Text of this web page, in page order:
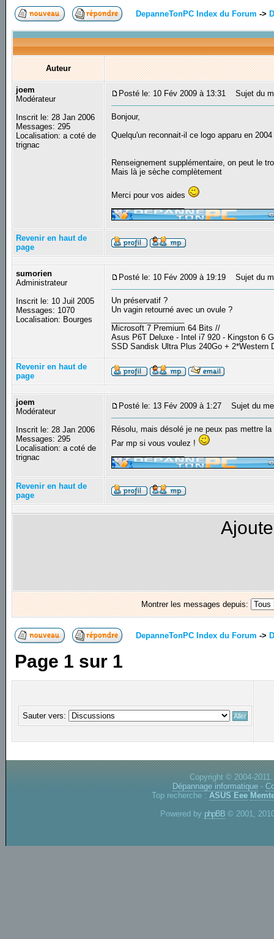
DepanneTonPC Index du Forum ->
Auteur
joem
Modérateur
Inscrit le: 28 Jan 2006
Messages: 295
Localisation: a coté de
trignac
Posté le: 10 Fév 2009 à 13:31 Sujet du
Bonjour,
Quelqu'un reconnait-il ce logo apparu en 2004
Renseignement supplémentaire, on peut le
Mais là je sèche complètement
Merci pour vos aides
Revenir en haut de
page
sumorien
Administrateur
Inscrit le: 10 Juil 2005
Messages: 1070
Localisation: Bourges
Posté le: 10 Fév 2009 à 19:19 Sujet du
Un préservatif ?
Un vagin retourné avec un ovule ?
Microsoft 7 Premium 64 Bits //
Asus P6T Deluxe - Intel i7 920 - Kingston 6
SSD Sandisk Ultra Plus 240Go + 2*Western
Revenir en haut de
page
joem
Modérateur
Inscrit le: 28 Jan 2006
Messages: 295
Localisation: a coté de
trignac
Posté le: 13 Fév 2009 à 1:27 Sujet du
Résolu, mais désolé je ne peux pas mettre la
Par mp si vous voulez !
Revenir en haut de
page
Montrer les messages depuis:
DepanneTonPC Index du Forum ->
Page 1 sur 1
Sauter vers:
Copyright © 2004-
Dépannage informatique -
Top recherche : ASUS Eee
Powered by phpBB © 2001,